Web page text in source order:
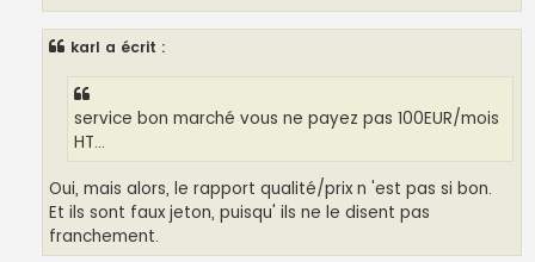
karl a écrit :
service bon marché vous ne payez pas 100EUR/mois
HT...
Oui, mais alors, le rapport qualité/prix n 'est pas si bon.
Et ils sont faux jeton, puisqu' ils ne le disent pas
franchement.